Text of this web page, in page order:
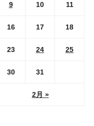
2月 »
9 10 11
16 17 18
23 24 25
30 31